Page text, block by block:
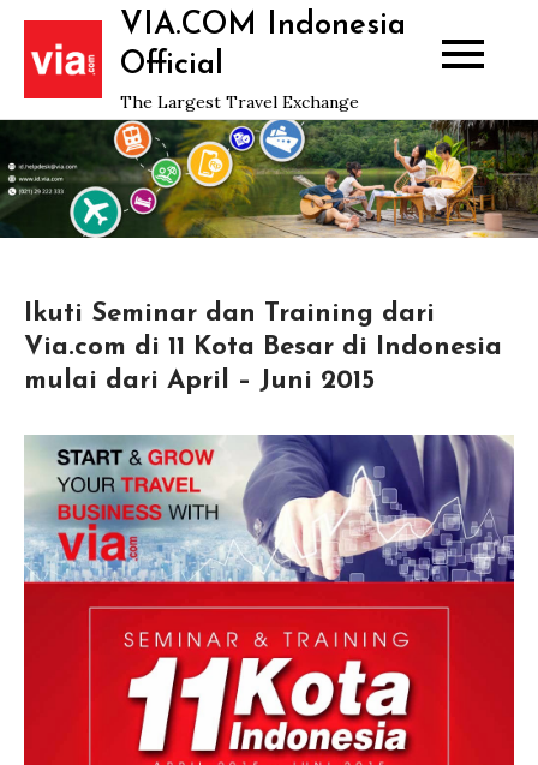
Skip
content
VIA.COM Indonesia
Official
The Largest Travel Exchange
Ikuti Seminar dan Training dari
Via.com di 11 Kota Besar di Indonesia
mulai dari April – Juni 2015